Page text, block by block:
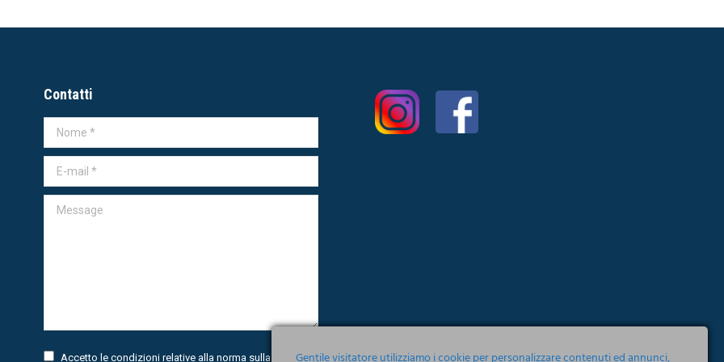
Contatti
Nome *
E-mail *
Message
Accetto le condizioni relative alla norma sulla Privacy